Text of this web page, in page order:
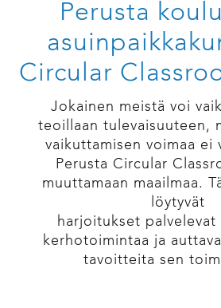
Perusta
Circular
Jokainen meistä voi
teoillaan tulevaisuuteen,
vaikuttamisen voimaa ei
Perusta Circular
muuttamaan maailmaa.
löytyvät
harjoitukset palvelevat
kerhotoimintaa ja
tavoitteita sen